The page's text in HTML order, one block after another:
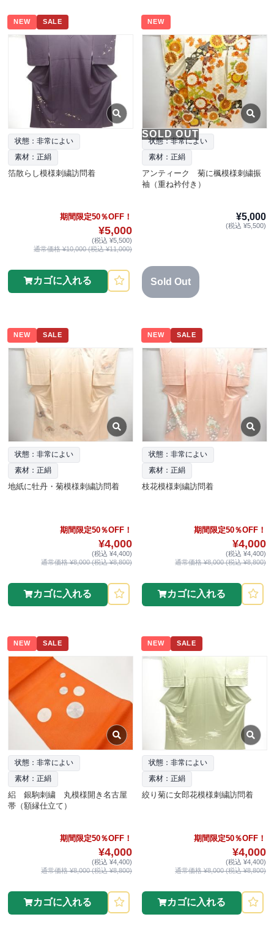
NEW SALE
状態：非常によい
素材：正絹
箔散らし模様刺繍訪問着
期間限定50％OFF！
¥5,000
(税込 ¥5,500)
通常価格 ¥10,000 (税込 ¥11,000)
カゴに入れる
NEW
SOLD OUT
状態：非常によい
素材：正絹
アンティーク 菊に楓模様刺繍振
袖（重ね衿付き）
¥5,000
(税込 ¥5,500)
Sold Out
NEW SALE
状態：非常によい
素材：正絹
地紙に牡丹・菊模様刺繍訪問着
期間限定50％OFF！
¥4,000
(税込 ¥4,400)
通常価格 ¥8,000 (税込 ¥8,800)
カゴに入れる
NEW SALE
状態：非常によい
素材：正絹
枝花模様刺繍訪問着
期間限定50％OFF！
¥4,000
(税込 ¥4,400)
通常価格 ¥8,000 (税込 ¥8,800)
カゴに入れる
NEW SALE
状態：非常によい
素材：正絹
絽 銀駒刺繍 丸模様開き名古屋
帯（額縁仕立て）
期間限定50％OFF！
¥4,000
(税込 ¥4,400)
通常価格 ¥8,000 (税込 ¥8,800)
カゴに入れる
NEW SALE
状態：非常によい
素材：正絹
絞り菊に女郎花模様刺繍訪問着
期間限定50％OFF！
¥4,000
(税込 ¥4,400)
通常価格 ¥8,000 (税込 ¥8,800)
カゴに入れる